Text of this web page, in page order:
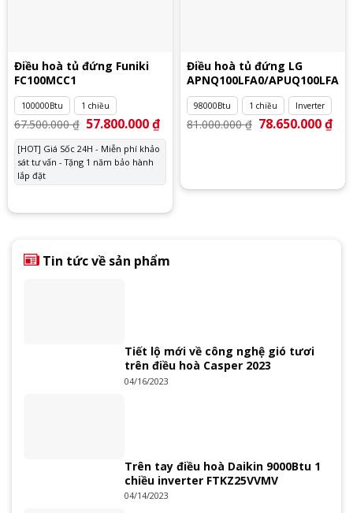
Điều hoà tủ đứng Funiki
FC100MCC1
100000Btu 1 chiều
67.500.000₫ Giá
gốc
là:
67.500.000 ₫.
57.800.000₫Giá
tại
[HOT] Giá Sốc 24H - Miễn phí khảo
sát tư vấn - Tặng 1 năm bảo hành
lắp đặt
Điều hoà tủ đứng LG
APNQ100LFA0/APUQ100LFA0
98000Btu 1 chiều Inverter
81.000.000₫ Giá
gốc
78.650.000₫Giá
Tin tức về sản phẩm
Tiết lộ mới về công nghệ gió tươi
trên điều hoà Casper 2023
04/16/2023
Trên tay điều hoà Daikin 9000Btu 1
chiều inverter FTKZ25VVMV
04/14/2023